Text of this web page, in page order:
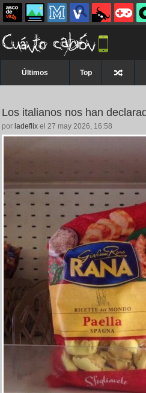
Últimos Top
Los italianos nos han
por ladeflix el 27 may 2026, 16:58